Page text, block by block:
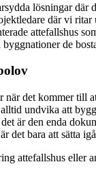
lösningar där
där vi ritar
attefallshus
de
när det kommer till
undvika att
är den enda
det bara att sätta
attefallshus eller